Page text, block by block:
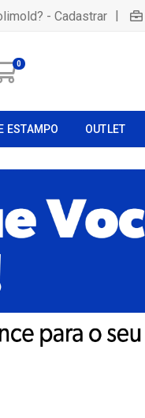
- Cadastrar |
0
ESTAMPO OUTLET